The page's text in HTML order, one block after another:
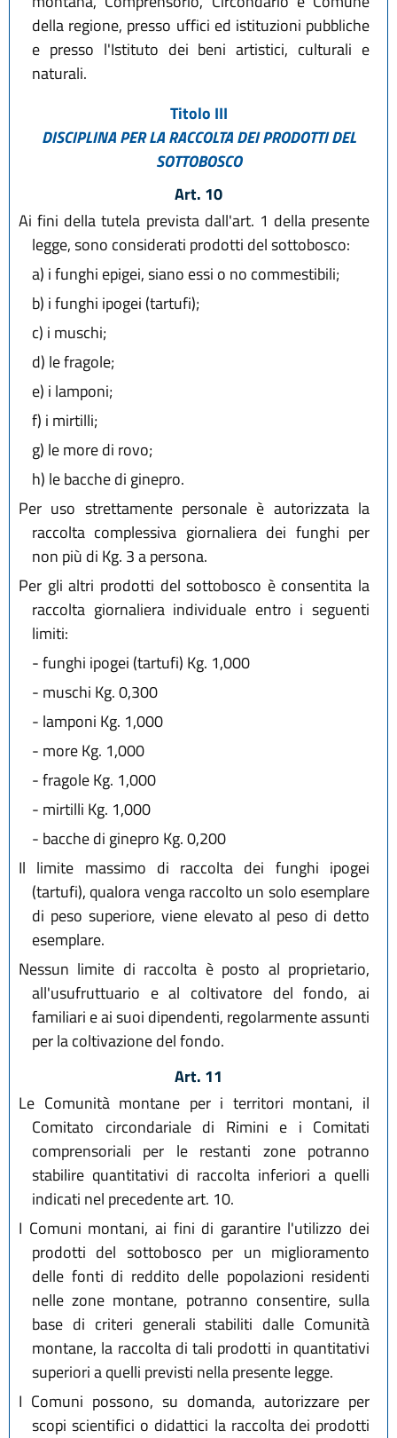
della regione, presso uffici ed istituzioni pubbliche
e presso l'Istituto dei beni artistici, culturali e
naturali.
Titolo III
DISCIPLINA PER LA RACCOLTA DEI PRODOTTI DEL
SOTTOBOSCO
Art. 10
Ai fini della tutela prevista dall'art. 1 della presente
legge, sono considerati prodotti del sottobosco:
a) i funghi epigei, siano essi o no commestibili;
b) i funghi ipogei (tartufi);
c) i muschi;
d) le fragole;
e) i lamponi;
f) i mirtilli;
g) le more di rovo;
h) le bacche di ginepro.
Per uso strettamente personale è autorizzata la
raccolta complessiva giornaliera dei funghi per
non più di Kg. 3 a persona.
Per gli altri prodotti del sottobosco è consentita la
raccolta giornaliera individuale entro i seguenti
limiti:
-funghi ipogei (tartufi) Kg. 1,000
- muschi Kg. 0,300
- lamponi Kg. 1,000
- more Kg. 1,000
-fragole Kg. 1,000
- mirtilli Kg. 1,000
- bacche di ginepro Kg. 0,200
Il limite massimo di raccolta dei funghi ipogei
(tartufi), qualora venga raccolto un solo esemplare
di peso superiore, viene elevato al peso di detto
esemplare.
Nessun limite di raccolta è posto al proprietario,
all'usufruttuario e al coltivatore del fondo, ai
familiari e ai suoi dipendenti, regolarmente assunti
per la coltivazione del fondo.
Art. 11
Le Comunità montane per i territori montani, il
Comitato circondariale di Rimini e i Comitati
comprensoriali per le restanti zone potranno
stabilire quantitativi di raccolta inferiori a quelli
indicati nel precedente art. 10.
I Comuni montani, ai fini di garantire l'utilizzo dei
prodotti del sottobosco per un miglioramento
delle fonti di reddito delle popolazioni residenti
nelle zone montane, potranno consentire, sulla
base di criteri generali stabiliti dalle Comunità
montane, la raccolta di tali prodotti in quantitativi
superiori a quelli previsti nella presente legge.
I Comuni possono, su domanda, autorizzare per
scopi scientifici o didattici la raccolta dei prodotti